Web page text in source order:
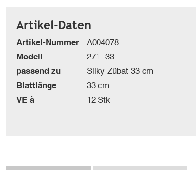
Artikel-Daten
Artikel-Nummer
A004078
Modell
271 -33
passend zu
Silky Zübat 33 cm
Blattlänge
33 cm
VE à
12 Stk